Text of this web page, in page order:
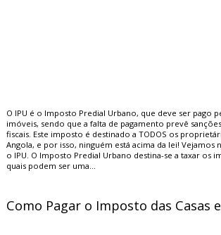
O IPU é o Imposto Predial Urbano, que deve ser pago
imóveis, sendo que a falta de pagamento prevê
fiscais. Este imposto é destinado a TODOS os
Angola, e por isso, ninguém está acima da lei! Vejamos
o IPU. O Imposto Predial Urbano destina-se a taxar os imóveis urbanos, os
quais podem ser uma...
Como Pagar o Imposto das Casas